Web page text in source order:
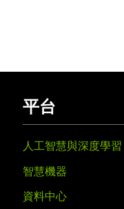
平台
人工智慧與深度學習
智慧機器
資料中心